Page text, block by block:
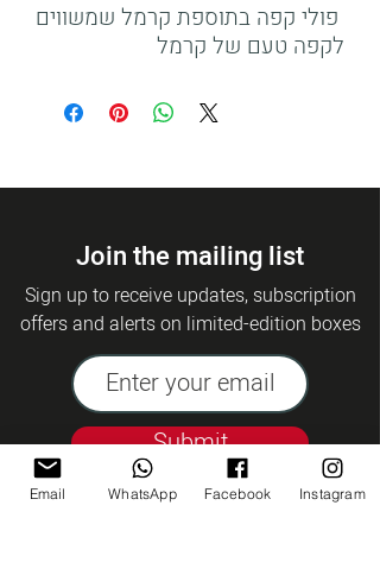
פולי קפה בתוספת קרמל שמשווים
לקפה טעם של קרמל
Join the mailing list
Sign up to receive updates, subscription
offers and alerts on limited-edition boxes
Submit
Email WhatsApp Facebook Instagram